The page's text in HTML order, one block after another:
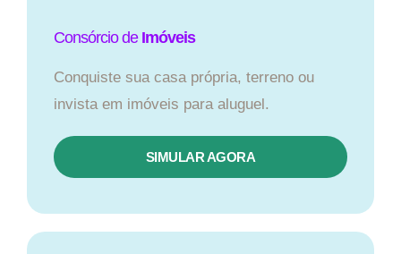
Consórcio de Imóveis
Conquiste sua casa própria, terreno ou
invista em imóveis para aluguel.
SIMULAR AGORA​